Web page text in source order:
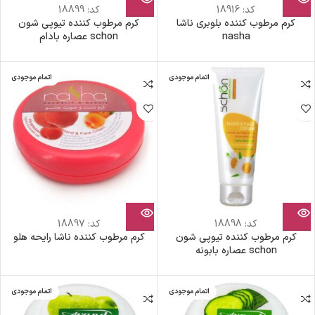
کد: 18916
کرم مرطوب کننده بلوبری ناشا
nasha
کد:18899
کرم مرطوب کننده تیوپی شون
schon عصاره بادام
اتمام موجودی
کد: 18898
کرم مرطوب کننده تیوپی شون
schon عصاره بابونه
اتمام موجودی
کد: 18897
کرم مرطوب کننده ناشا رایحه هلو
اتمام موجودی اتمام موجودی